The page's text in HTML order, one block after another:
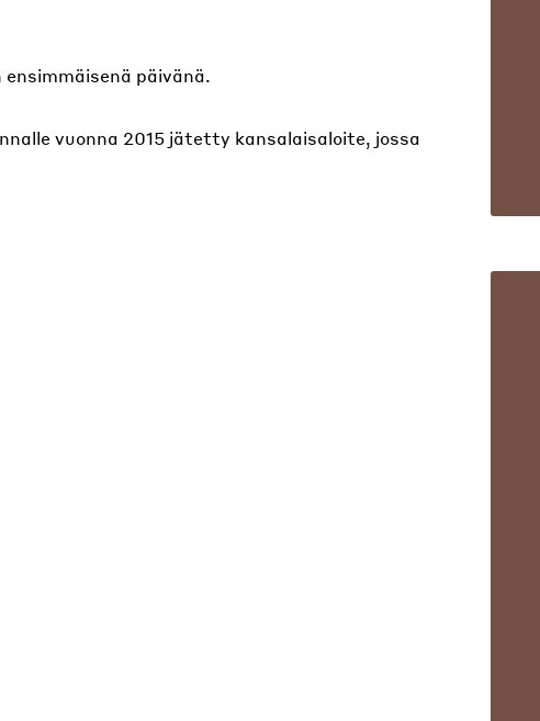
päivänä.
vuonna 2015 jätetty kansalaisaloite, jossa